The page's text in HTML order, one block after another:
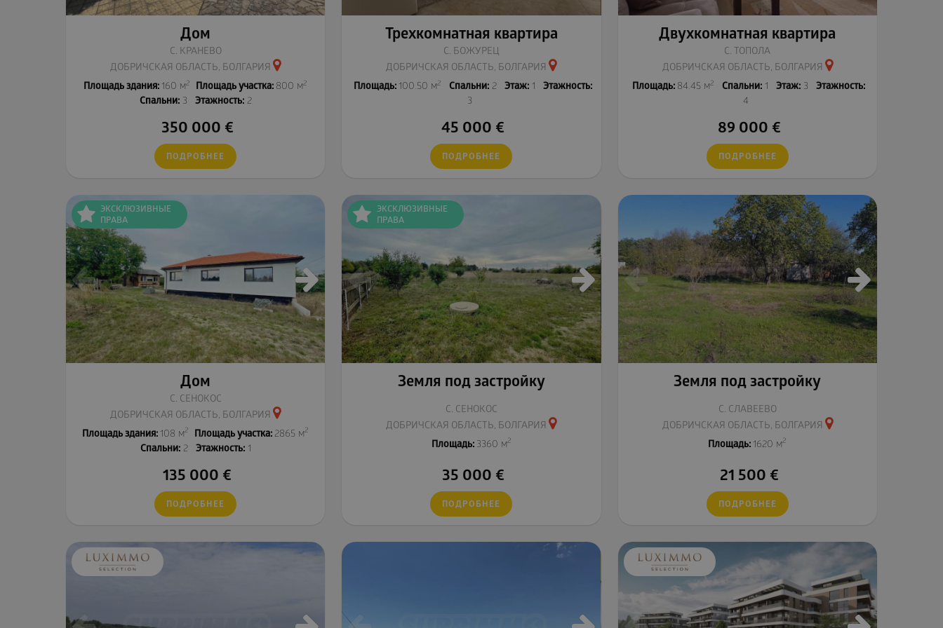
Дом
С. КРАНЕВО
ДОБРИЧСКАЯ ОБЛАСТЬ, БОЛГАРИЯ
Площадь здания: 160 м2 Площадь участка: 800 м2
Спальни:3 Этажность:2
350 000 €
ПОДРОБНЕЕ
Трехкомнатная квартира
С. БОЖУРЕЦ
ДОБРИЧСКАЯ ОБЛАСТЬ, БОЛГАРИЯ
Площадь: 100.50 м2 Спальни:2 Этаж:1
Этажность:
3
45 000 €
ПОДРОБНЕЕ
Двухкомнатная квартира
С. ТОПОЛА
ДОБРИЧСКАЯ ОБЛАСТЬ, БОЛГАРИЯ
Площадь: 84.45 м2 Спальни: 1 Этаж: 3
Этажность:
4
89 000 €
ПОДРОБНЕЕ
ЭКСКЛЮЗИВНЫЕ
ПРАВА
Дом
С. СЕНОКОС
ДОБРИЧСКАЯ ОБЛАСТЬ, БОЛГАРИЯ
Площадь здания: 108 м2 Площадь участка: 2865 м2
Спальни:2 Этажность:1
135 000 €
ПОДРОБНЕЕ
ЭКСКЛЮЗИВНЫЕ
ПРАВА
Земля под застройку
С. СЕНОКОС
ДОБРИЧСКАЯ ОБЛАСТЬ, БОЛГАРИЯ
Площадь: 3360 м2
35 000 €
ПОДРОБНЕЕ
Земля под застройку
С. СЛАВЕЕВО
ДОБРИЧСКАЯ ОБЛАСТЬ, БОЛГАРИЯ
Площадь: 1620 м2
21 500 €
ПОДРОБНЕЕ